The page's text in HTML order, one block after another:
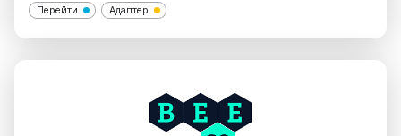
Перейти Адаптер